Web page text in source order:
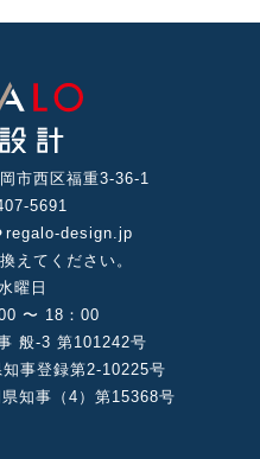
市⻄区福重3-36-1
5691
design.jp
えてください。
曜⽇
〜 18：00
般-3 第101242号
事登録第2-10225号
知事（4）第15368号